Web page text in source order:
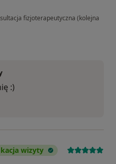
fizjoterapeutyczna (kolejna
:)
wizyty